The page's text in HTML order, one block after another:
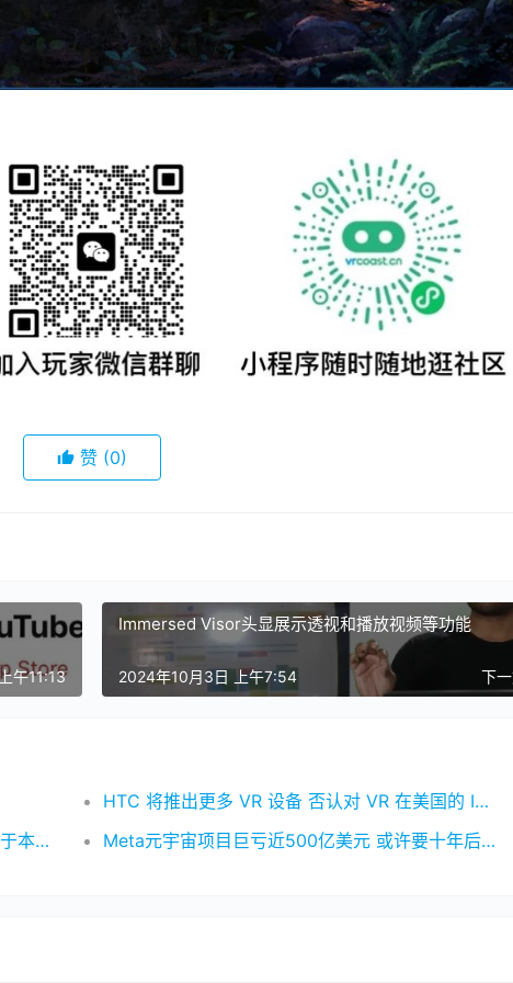
赞 (0)
午11:13
Immersed Visor头显展示透视和播放视频等功能
下
2024年10月3日 上午7:54
HTC 将推出更多 VR 设备 否认对 VR 在美国的 IPO 发表评论
Meta 展示了 Quest Pro 如何将共享点云用于本地多人游戏
Meta元宇宙项目巨亏近500亿美元 或许要十年后才能完全实现